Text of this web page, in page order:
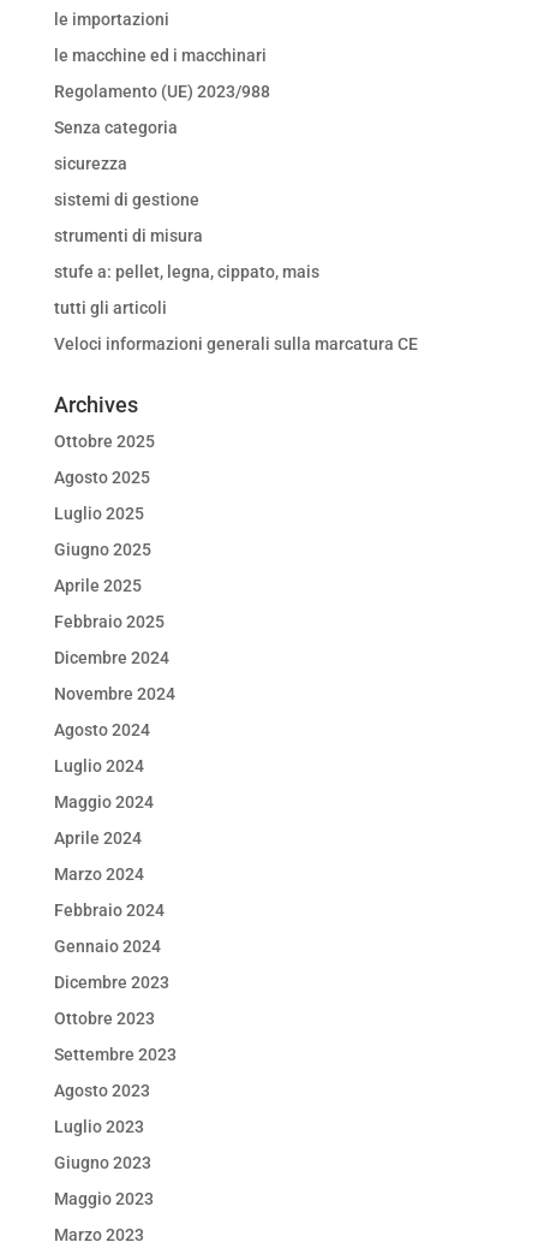
le importazioni
le macchine ed i macchinari
Regolamento (UE) 2023/988
Senza categoria
sicurezza
sistemi di gestione
strumenti di misura
stufe a: pellet, legna, cippato, mais
tutti gli articoli
Veloci informazioni generali sulla marcatura CE
Archives
Ottobre 2025
Agosto 2025
Luglio 2025
Giugno 2025
Aprile 2025
Febbraio 2025
Dicembre 2024
Novembre 2024
Agosto 2024
Luglio 2024
Maggio 2024
Aprile 2024
Marzo 2024
Febbraio 2024
Gennaio 2024
Dicembre 2023
Ottobre 2023
Settembre 2023
Agosto 2023
Luglio 2023
Giugno 2023
Maggio 2023
Marzo 2023